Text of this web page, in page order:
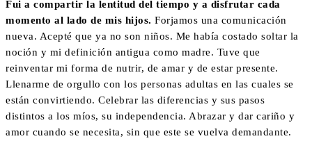
Fui a compartir la lentitud del tiempo y a disfrutar cada
momento al lado de mis hijos. Forjamos una comunicación
nueva. Acepté que ya no son niños. Me había costado soltar la
noción y mi definición antigua como madre. Tuve que
reinventar mi forma de nutrir, de amar y de estar presente.
Llenarme de orgullo con los personas adultas en las cuales se
están convirtiendo. Celebrar las diferencias y sus pasos
distintos a los míos, su independencia. Abrazar y dar cariño y
amor cuando se necesita, sin que este se vuelva demandante.